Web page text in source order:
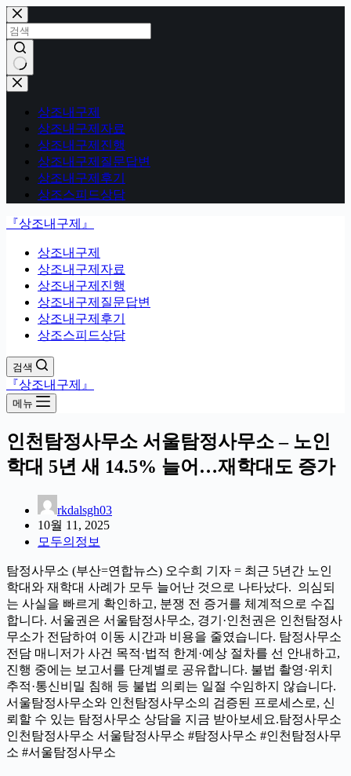
본
문
으
로
건
너
결
상조내구제
상조내구제자료
상조내구제진행
상조내구제질문답변
상조내구제후기
상조스피드상담
『상조내구제』
상조내구제
상조내구제자료
상조내구제진행
상조내구제질문답변
상조내구제후기
상조스피드상담
검색
『상조내구제』
메뉴
인천탐정사무소 서울탐정사무소 – 노인
학대 5년 새 14.5% 늘어…재학대도 증가
rkdalsgh03
10월 11, 2025
모두의정보
탐정사무소 (부산=연합뉴스) 오수희 기자 = 최근 5년간 노인
학대와 재학대 사례가 모두 늘어난 것으로 나타났다. 의심되
는 사실을 빠르게 확인하고, 분쟁 전 증거를 체계적으로 수집
합니다. 서울권은 서울탐정사무소, 경기·인천권은 인천탐정사
무소가 전담하여 이동 시간과 비용을 줄였습니다. 탐정사무소
전담 매니저가 사건 목적·법적 한계·예상 절차를 선 안내하고,
진행 중에는 보고서를 단계별로 공유합니다. 불법 촬영·위치
추적·통신비밀 침해 등 불법 의뢰는 일절 수임하지 않습니다.
서울탐정사무소와 인천탐정사무소의 검증된 프로세스로, 신
뢰할 수 있는 탐정사무소 상담을 지금 받아보세요.탐정사무소
인천탐정사무소 서울탐정사무소 #탐정사무소 #인천탐정사무
소 #서울탐정사무소